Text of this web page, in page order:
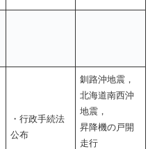
・行政手続法
公布
釧路沖地震，
北海道南西沖
地震，
昇降機の戸開
走行